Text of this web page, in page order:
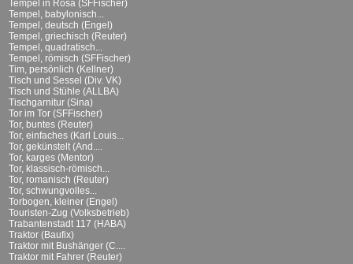
Tempel in Rosa (SFFischer)
Tempel, babylonisch...
Tempel, deutsch (Engel)
Tempel, griechisch (Reuter)
Tempel, quadratisch...
Tempel, römisch (SFFischer)
Tim, persönlich (Kellner)
Tisch und Sessel (Div. VK)
Tisch und Stühle (ALLBA)
Tischgarnitur (Sina)
Tor im Tor (SFFischer)
Tor, buntes (Reuter)
Tor, einfaches (Karl Louis...
Tor, gekünstelt (And....
Tor, karges (Mentor)
Tor, klassisch-römisch...
Tor, romanisch (Reuter)
Tor, schwungvolles...
Torbogen, kleiner (Engel)
Touristen-Zug (Volksbetrieb)
Trabantenstadt 117 (HABA)
Traktor (Baufix)
Traktor mit Bushänger (C....
Traktor mit Fahrer (Reuter)